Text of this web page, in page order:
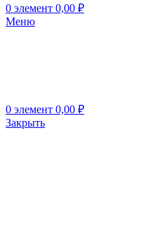
0 элемент 0,00 ₽
Меню
0 элемент 0,00 ₽
Закрыть